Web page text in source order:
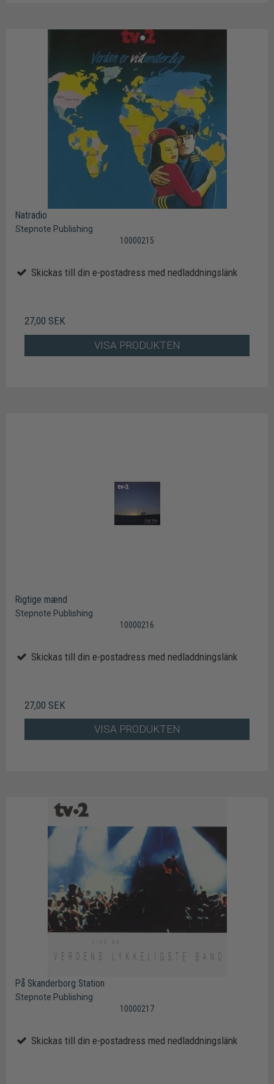
Natradio
Stepnote Publishing
10000215
Skickas till din e-postadress med nedladdningslänk
27,00 SEK
VISA PRODUKTEN
Rigtige mænd
Stepnote Publishing
10000216
Skickas till din e-postadress med nedladdningslänk
27,00 SEK
VISA PRODUKTEN
På Skanderborg Station
Stepnote Publishing
10000217
Skickas till din e-postadress med nedladdningslänk